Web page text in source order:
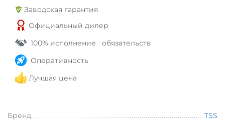
Заводская гарантия
Официальный дилер
100% исполнение обязательств
Оперативность
Лучшая цена
Бренд TSS